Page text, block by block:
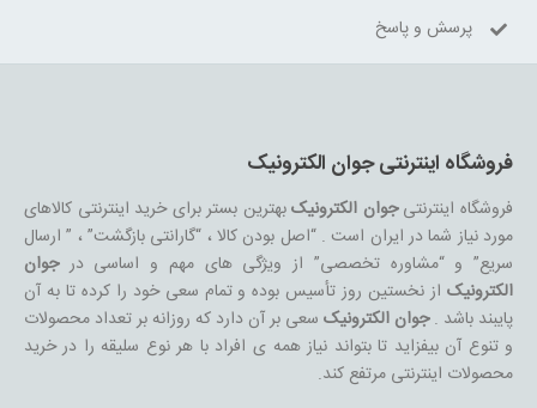
پرسش و پاسخ
فروشگاه اینترنتی جوان الکترونیک
فروشگاه اینترنتیجوان الکترونیکبهترین بستر برای خرید اینترنتی کالاهای
مورد نیاز شما در ایران است . “اصل بودن کالا ، “گارانتی بازگشت” ، ” ارسال
سریع” و “مشاوره تخصصی” از ویژگی های مهم و اساسی درجوان
الکترونیکاز نخستین روز تأسیس بوده و تمام سعی خود را کرده تا به آن
پایبند باشد .جوان الکترونیکسعی بر آن دارد که روزانه بر تعداد محصولات
و تنوع آن بیفزاید تا بتواند نیاز همه ی افراد با هر نوع سلیقه را در خرید
محصولات اینترنتی مرتفع کند.